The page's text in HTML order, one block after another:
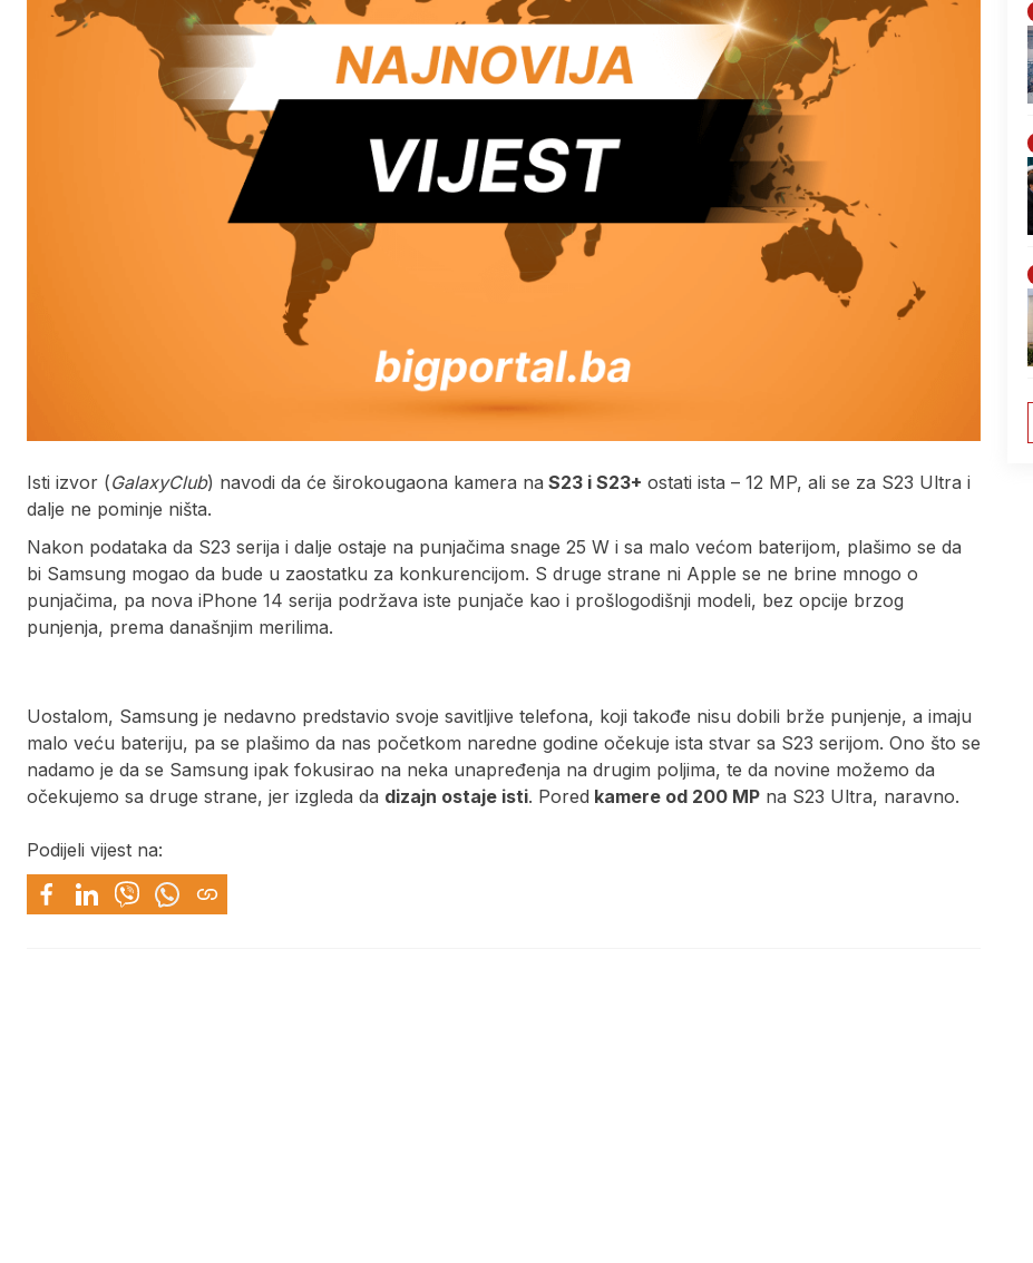
Isti izvor (GalaxyClub) navodi da će širokougaona kamera na S23 i S23+ ostati ista – 12 MP, ali se za S23 Ultra i
dalje ne pominje ništa.
Nakon podataka da S23 serija i dalje ostaje na punjačima snage 25 W i sa malo većom baterijom, plašimo se da
bi Samsung mogao da bude u zaostatku za konkurencijom. S druge strane ni Apple se ne brine mnogo o
punjačima, pa nova iPhone 14 serija podržava iste punjače kao i prošlogodišnji modeli, bez opcije brzog
punjenja, prema današnjim merilima.
Uostalom, Samsung je nedavno predstavio svoje savitljive telefona, koji takođe nisu dobili brže punjenje, a imaju
malo veću bateriju, pa se plašimo da nas početkom naredne godine očekuje ista stvar sa S23 serijom. Ono što se
nadamo je da se Samsung ipak fokusirao na neka unapređenja na drugim poljima, te da novine možemo da
očekujemo sa druge strane, jer izgleda da dizajn ostaje isti. Pored kamere od 200 MP na S23 Ultra, naravno.
Podijeli vijest na: